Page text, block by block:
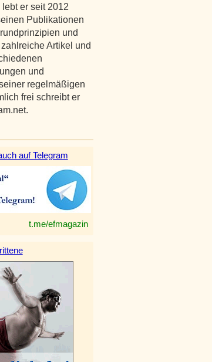
er seit 2012
Publikationen
und
Artikel und
und
regelmäßigen
frei schreibt er
auf Telegram
t.me/efmagazin